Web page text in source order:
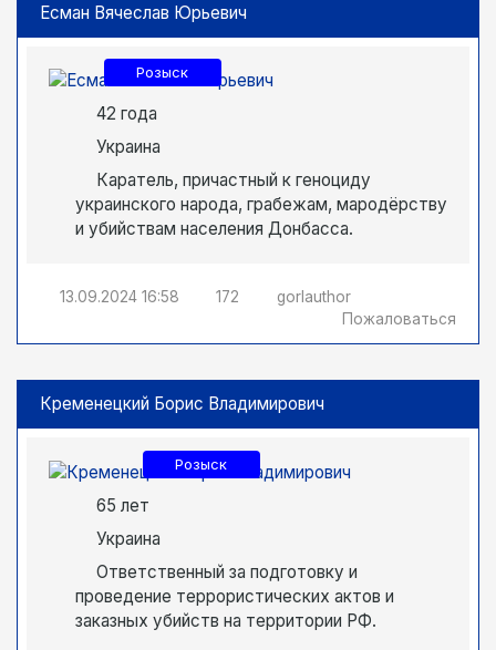
Есман Вячеслав Юрьевич
Розыск
42 года
Украина
Каратель, причастный к геноциду
украинского народа, грабежам, мародёрству
и убийствам населения Донбасса.
13.09.2024 16:58 172
gorlauthor
Пожаловаться
Кременецкий Борис Владимирович
Розыск
65 лет
Украина
Ответственный за подготовку и
проведение террористических актов и
заказных убийств на территории РФ.